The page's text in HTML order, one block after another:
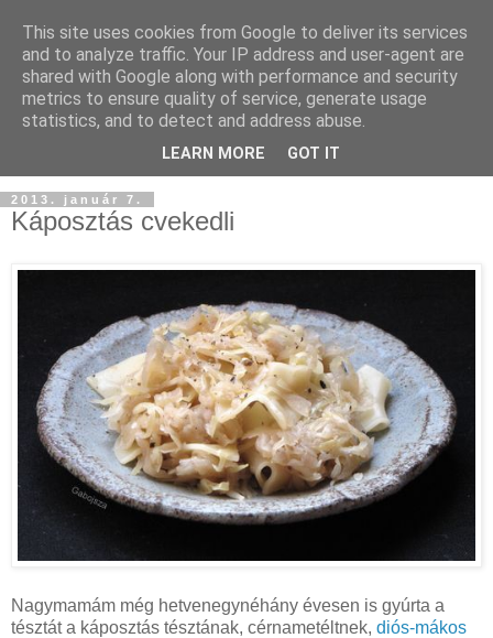
2013. január 7.
Káposztás cvekedli
Nagymamám még hetvenegynéhány évesen is gyúrta a
tésztát a káposztás tésztának, cérnametéltnek, diós-mákos
This site uses cookies from Google to deliver its services
and to analyze traffic. Your IP address and user-agent are
shared with Google along with performance and security
metrics to ensure quality of service, generate usage
statistics, and to detect and address abuse.
LEARN MORE GOT IT